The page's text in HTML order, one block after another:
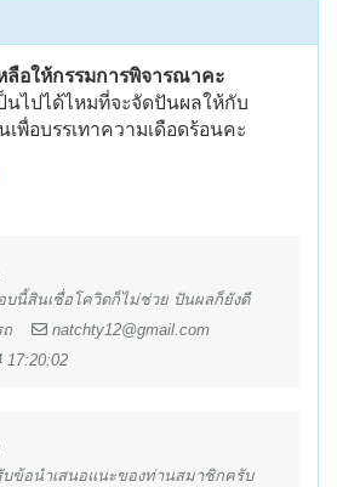
ลือให้กรรมการพิจารณาคะ
นไปได้ไหมที่จะจัดปันผลให้กับ
พื่อบรรเทาความเดือดร้อนคะ
บนี้สินเชื่อโควิดก็ไม่ช่วย ปันผลก็ยังดี
ถ
natchty12@gmail.com
17:20:02
ข้อนำเสนอแนะของท่านสมาชิกครับ